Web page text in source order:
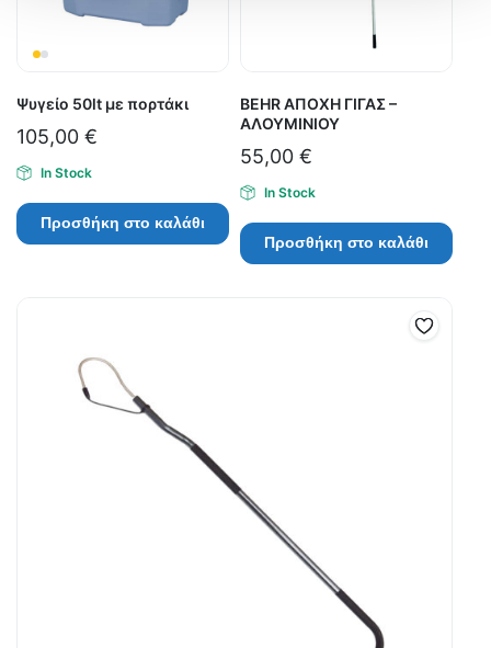
Ψυγείο 50lt με πορτάκι
105,00 €
In Stock
Προσθήκη στο καλάθι
BEHR ΑΠΟΧΗ ΓΙΓΑΣ –
ΑΛΟΥΜΙΝΙΟΥ
55,00 €
In Stock
Προσθήκη στο καλάθι